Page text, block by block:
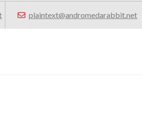
plaintext@andromedarabbit.net